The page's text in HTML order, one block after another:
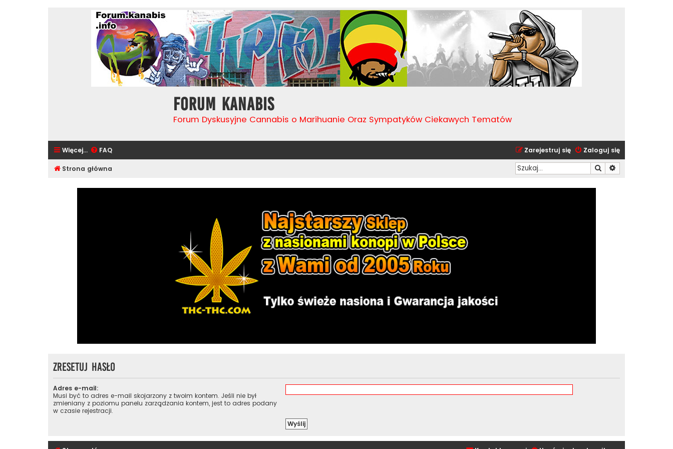
Forum Kanabis
Forum Dyskusyjne Cannabis o Marihuanie Oraz Sympatyków Ciekawych Tematów
Więcej… FAQ Zaloguj się
Zarejestruj się
Strona główna Szukaj
Zresetuj hasło
Adres e-mail:
Musi być to adres e-mail skojarzony z twoim kontem. Jeśli nie był
zmieniany z poziomu panelu zarządzania kontem, jest to adres podany
w czasie rejestracji.